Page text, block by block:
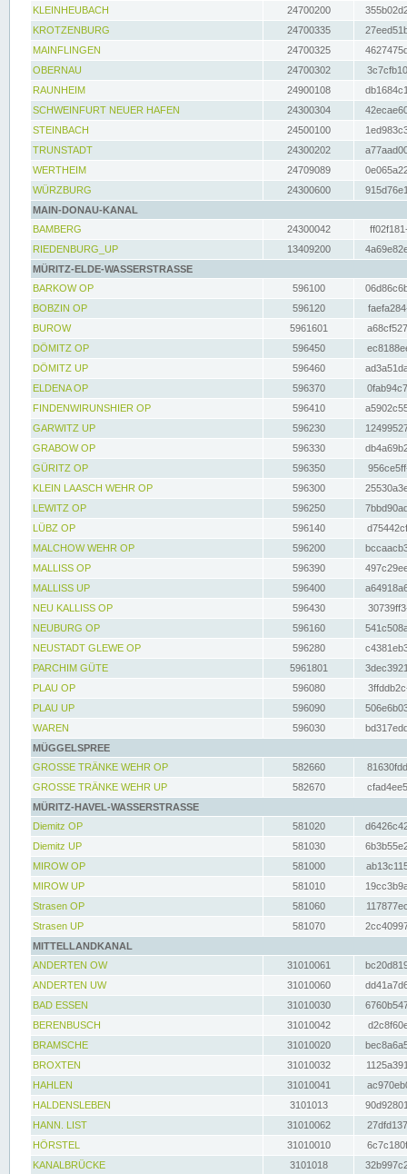
KLEINHEUBACH 24700200
KROTZENBURG
24700335
MAINFLINGEN
24700325
OBERNAU
24700302
RAUNHEIM
24900108
SCHWEINFURT NEUER HAFEN
24300304
STEINBACH
24500100
TRUNSTADT
24300202
WERTHEIM
24709089
WÜRZBURG
24300600
MAIN-DONAU-KANAL
BAMBERG
24300042
RIEDENBURG_UP
13409200
MÜRITZ-ELDE-WASSERSTRASSE
BARKOW OP
596100
BOBZIN OP
596120
BUROW
5961601
DÖMITZ OP
596450
DÖMITZ UP
596460
ELDENA OP
596370
FINDENWIRUNSHIER OP
596410
GARWITZ UP
596230
GRABOW OP
596330
GÜRITZ OP
596350
KLEIN LAASCH WEHR OP
596300
LEWITZ OP
596250
LÜBZ OP
596140
MALCHOW WEHR OP
596200
MALLISS OP
596390
MALLISS UP
596400
NEU KALLISS OP
596430
NEUBURG OP
596160
NEUSTADT GLEWE OP
596280
PARCHIM GÜTE
5961801
PLAU OP
596080
PLAU UP
596090
WAREN
596030
MÜGGELSPREE
GROSSE TRÄNKE WEHR OP
582660
GROSSE TRÄNKE WEHR UP
582670
MÜRITZ-HAVEL-WASSERSTRASSE
Diemitz OP
581020
Diemitz UP
581030
MIROW OP
581000
MIROW UP
581010
Strasen OP
581060
Strasen UP
581070
MITTELLANDKANAL
ANDERTEN OW
31010061
ANDERTEN UW
31010060
BAD ESSEN
31010030
BERENBUSCH
31010042
BRAMSCHE
31010020
BROXTEN
31010032
HAHLEN
31010041
HALDENSLEBEN
3101013
HANN. LIST
31010062
HÖRSTEL
31010010
KANALBRÜCKE
3101018